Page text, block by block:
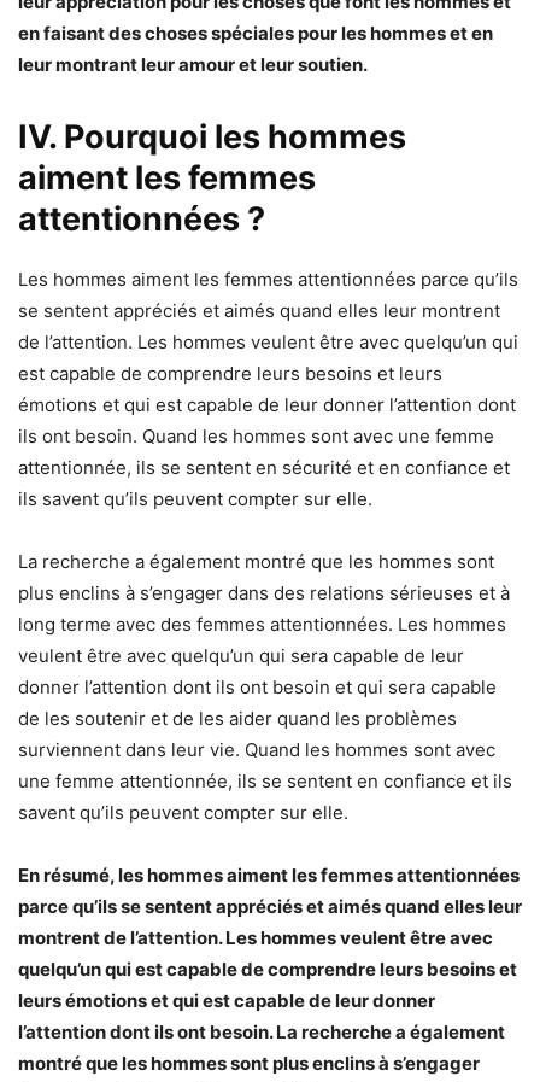
en faisant des choses spéciales pour les hommes et en
leur montrant leur amour et leur soutien.
IV. Pourquoi les hommes
aiment les femmes
attentionnées ?
Les hommes aiment les femmes attentionnées parce qu’ils
se sentent appréciés et aimés quand elles leur montrent
de l’attention. Les hommes veulent être avec quelqu’un qui
est capable de comprendre leurs besoins et leurs
émotions et qui est capable de leur donner l’attention dont
ils ont besoin. Quand les hommes sont avec une femme
attentionnée, ils se sentent en sécurité et en confiance et
ils savent qu’ils peuvent compter sur elle.
La recherche a également montré que les hommes sont
plus enclins à s’engager dans des relations sérieuses et à
long terme avec des femmes attentionnées. Les hommes
veulent être avec quelqu’un qui sera capable de leur
donner l’attention dont ils ont besoin et qui sera capable
de les soutenir et de les aider quand les problèmes
surviennent dans leur vie. Quand les hommes sont avec
une femme attentionnée, ils se sentent en confiance et ils
savent qu’ils peuvent compter sur elle.
En résumé, les hommes aiment les femmes attentionnées
parce qu’ils se sentent appréciés et aimés quand elles leur
montrent de l’attention. Les hommes veulent être avec
quelqu’un qui est capable de comprendre leurs besoins et
leurs émotions et qui est capable de leur donner
l’attention dont ils ont besoin. La recherche a également
montré que les hommes sont plus enclins à s’engager